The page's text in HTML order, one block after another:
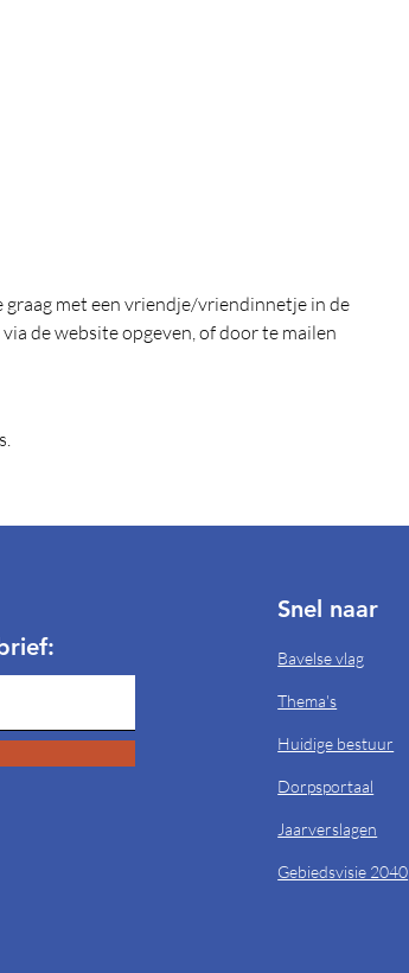
graag met een vriendje/vriendinnetje in de
de website opgeven, of door te mailen
Snel naar
Bavelse vlag
Thema's
Huidige bestuur
Dorpsportaal
Jaarverslagen
Gebiedsvisie 2040